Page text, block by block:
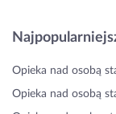
Opieka nad osobą
Opieka nad osobą